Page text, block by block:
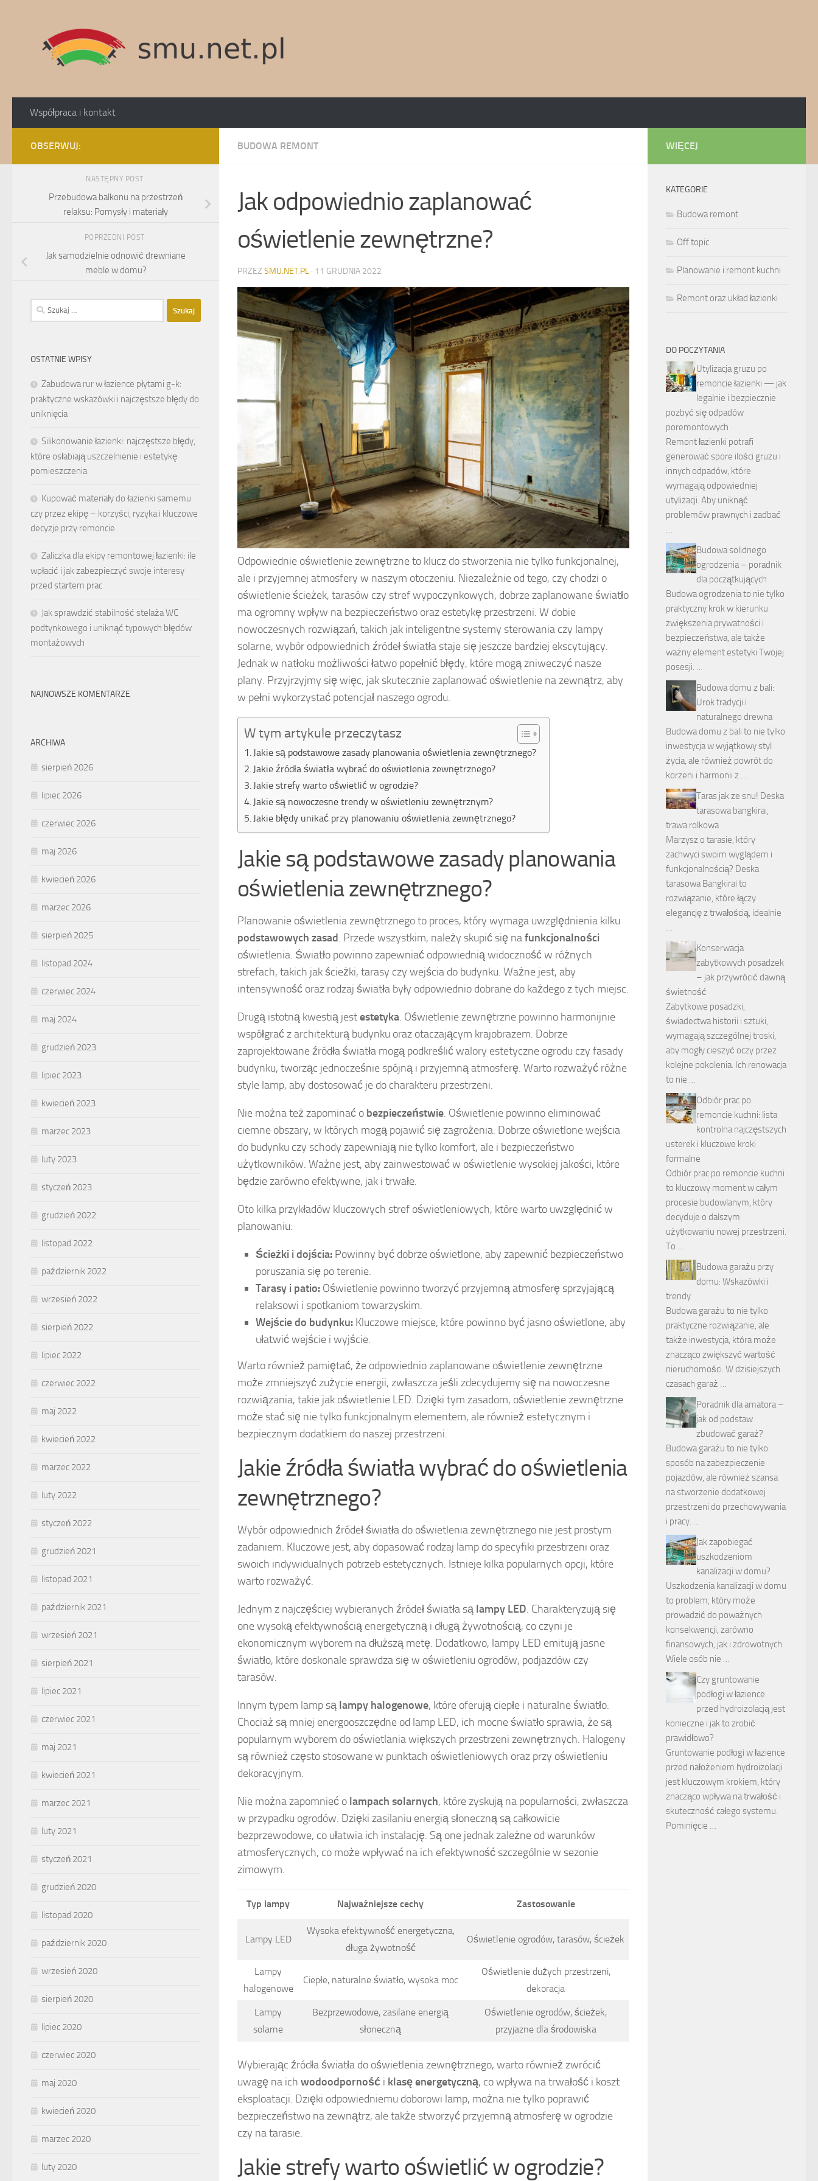
Współpraca i kontakt
BUDOWA REMONT
Jak odpowiednio zaplanować
oświetlenie zewnętrzne?
PRZEZ SMU.NET.PL · 11 GRUDNIA 2022
Odpowiednie oświetlenie zewnętrzne to klucz do stworzenia nie tylko funkcjonalnej,
ale i przyjemnej atmosfery w naszym otoczeniu. Niezależnie od tego, czy chodzi o
oświetlenie ścieżek, tarasów czy stref wypoczynkowych, dobrze zaplanowane światło
ma ogromny wpływ na bezpieczeństwo oraz estetykę przestrzeni. W dobie
nowoczesnych rozwiązań, takich jak inteligentne systemy sterowania czy lampy
solarne, wybór odpowiednich źródeł światła staje się jeszcze bardziej ekscytujący.
Jednak w natłoku możliwości łatwo popełnić błędy, które mogą zniweczyć nasze
plany. Przyjrzyjmy się więc, jak skutecznie zaplanować oświetlenie na zewnątrz, aby
w pełni wykorzystać potencjał naszego ogrodu.
W tym artykule przeczytasz
Jakie są podstawowe zasady planowania oświetlenia zewnętrznego?
Jakie źródła światła wybrać do oświetlenia zewnętrznego?
Jakie strefy warto oświetlić w ogrodzie?
Jakie są nowoczesne trendy w oświetleniu zewnętrznym?
Jakie błędy unikać przy planowaniu oświetlenia zewnętrznego?
Jakie są podstawowe zasady planowania
oświetlenia zewnętrznego?
Planowanie oświetlenia zewnętrznego to proces, który wymaga uwzględnienia kilku
podstawowych zasad. Przede wszystkim, należy skupić się nafunkcjonalności
oświetlenia. Światło powinno zapewniać odpowiednią widoczność w różnych
strefach, takich jak ścieżki, tarasy czy wejścia do budynku. Ważne jest, aby
intensywność oraz rodzaj światła były odpowiednio dobrane do każdego z tych miejsc.
Drugą istotną kwestią jestestetyka. Oświetlenie zewnętrzne powinno harmonijnie
współgrać z architekturą budynku oraz otaczającym krajobrazem. Dobrze
zaprojektowane źródła światła mogą podkreślić walory estetyczne ogrodu czy fasady
budynku, tworząc jednocześnie spójną i przyjemną atmosferę. Warto rozważyć różne
style lamp, aby dostosować je do charakteru przestrzeni.
Nie można też zapominać o bezpieczeństwie. Oświetlenie powinno eliminować
ciemne obszary, w których mogą pojawić się zagrożenia. Dobrze oświetlone wejścia
do budynku czy schody zapewniają nie tylko komfort, ale i bezpieczeństwo
użytkowników. Ważne jest, aby zainwestować w oświetlenie wysokiej jakości, które
będzie zarówno efektywne, jak i trwałe.
Oto kilka przykładów kluczowych stref oświetleniowych, które warto uwzględnić w
planowaniu:
Ścieżki i dojścia: Powinny być dobrze oświetlone, aby zapewnić bezpieczeństwo
poruszania się po terenie.
Tarasy i patio: Oświetlenie powinno tworzyć przyjemną atmosferę sprzyjającą
relaksowi i spotkaniom towarzyskim.
Wejście do budynku: Kluczowe miejsce, które powinno być jasno oświetlone, aby
ułatwić wejście i wyjście.
Warto również pamiętać, że odpowiednio zaplanowane oświetlenie zewnętrzne
może zmniejszyć zużycie energii, zwłaszcza jeśli zdecydujemy się na nowoczesne
rozwiązania, takie jak oświetlenie LED. Dzięki tym zasadom, oświetlenie zewnętrzne
może stać się nie tylko funkcjonalnym elementem, ale również estetycznym i
bezpiecznym dodatkiem do naszej przestrzeni.
Jakie źródła światła wybrać do oświetlenia
zewnętrznego?
Wybór odpowiednich źródeł światła do oświetlenia zewnętrznego nie jest prostym
zadaniem. Kluczowe jest, aby dopasować rodzaj lamp do specyfiki przestrzeni oraz
swoich indywidualnych potrzeb estetycznych. Istnieje kilka popularnych opcji, które
warto rozważyć.
Jednym z najczęściej wybieranych źródeł światła są lampy LED. Charakteryzują się
one wysoką efektywnością energetyczną i długą żywotnością, co czyni je
ekonomicznym wyborem na dłuższą metę. Dodatkowo, lampy LED emitują jasne
światło, które doskonale sprawdza się w oświetleniu ogrodów, podjazdów czy
tarasów.
Innym typem lamp są lampy halogenowe, które oferują ciepłe i naturalne światło.
Chociaż są mniej energooszczędne od lamp LED, ich mocne światło sprawia, że są
popularnym wyborem do oświetlania większych przestrzeni zewnętrznych. Halogeny
są również często stosowane w punktach oświetleniowych oraz przy oświetleniu
dekoracyjnym.
Nie można zapomnieć o lampach solarnych, które zyskują na popularności, zwłaszcza
w przypadku ogrodów. Dzięki zasilaniu energią słoneczną są całkowicie
bezprzewodowe, co ułatwia ich instalację. Są one jednak zależne od warunków
atmosferycznych, co może wpływać na ich efektywność szczególnie w sezonie
zimowym.
Typ lampy Najważniejsze cechy Zastosowanie
Lampy LED
Wysoka efektywność energetyczna,
długa żywotność
Oświetlenie ogrodów, tarasów, ścieżek
Lampy
halogenowe
Ciepłe, naturalne światło, wysoka moc
Oświetlenie dużych przestrzeni,
dekoracja
Lampy
solarne
Bezprzewodowe, zasilane energią
słoneczną
Oświetlenie ogrodów, ścieżek,
przyjazne dla środowiska
Wybierając źródła światła do oświetlenia zewnętrznego, warto również zwrócić
uwagę na ich wodoodporność i klasę energetyczną, co wpływa na trwałość i koszt
eksploatacji. Dzięki odpowiedniemu doborowi lamp, można nie tylko poprawić
bezpieczeństwo na zewnątrz, ale także stworzyć przyjemną atmosferę w ogrodzie
czy na tarasie.
Jakie strefy warto oświetlić w ogrodzie?
OBSERWUJ:
NASTĘPNY POST
Przebudowa balkonu na przestrzeń
relaksu: Pomysły i materiały
POPRZEDNI POST
Jak samodzielnie odnowić drewniane
meble w domu?
Szukaj:
OSTATNIE WPISY
Zabudowa rur w łazience płytami g-k:
praktyczne wskazówki i najczęstsze błędy do
uniknięcia
Silikonowanie łazienki: najczęstsze błędy,
które osłabiają uszczelnienie i estetykę
pomieszczenia
Kupować materiały do łazienki samemu
czy przez ekipę – korzyści, ryzyka i kluczowe
decyzje przy remoncie
Zaliczka dla ekipy remontowej łazienki: ile
wpłacić i jak zabezpieczyć swoje interesy
przed startem prac
Jak sprawdzić stabilność stelaża WC
podtynkowego i uniknąć typowych błędów
montażowych
NAJNOWSZE KOMENTARZE
ARCHIWA
sierpień 2026
lipiec 2026
czerwiec 2026
maj 2026
kwiecień 2026
marzec 2026
sierpień 2025
listopad 2024
czerwiec 2024
maj 2024
grudzień 2023
lipiec 2023
kwiecień 2023
marzec 2023
luty 2023
styczeń 2023
grudzień 2022
listopad 2022
październik 2022
wrzesień 2022
sierpień 2022
lipiec 2022
czerwiec 2022
maj 2022
kwiecień 2022
marzec 2022
luty 2022
styczeń 2022
grudzień 2021
listopad 2021
październik 2021
wrzesień 2021
sierpień 2021
lipiec 2021
czerwiec 2021
maj 2021
kwiecień 2021
marzec 2021
luty 2021
styczeń 2021
grudzień 2020
listopad 2020
październik 2020
wrzesień 2020
sierpień 2020
lipiec 2020
czerwiec 2020
maj 2020
kwiecień 2020
marzec 2020
luty 2020
WIĘCEJ
KATEGORIE
Budowa remont
Off topic
Planowanie i remont kuchni
Remont oraz układ łazienki
DO POCZYTANIA
Utylizacja gruzu po
remoncie łazienki — jak
legalnie i bezpiecznie
pozbyć się odpadów
poremontowych
Remont łazienki potrafi
generować spore ilości gruzu i
innych odpadów, które
wymagają odpowiedniej
utylizacji. Aby uniknąć
problemów prawnych i zadbać
…
Budowa solidnego
ogrodzenia – poradnik
dla początkujących
Budowa ogrodzenia to nie tylko
praktyczny krok w kierunku
zwiększenia prywatności i
bezpieczeństwa, ale także
ważny element estetyki Twojej
posesji. …
Budowa domu z bali:
Urok tradycji i
naturalnego drewna
Budowa domu z bali to nie tylko
inwestycja w wyjątkowy styl
życia, ale również powrót do
korzeni i harmonii z …
Taras jak ze snu! Deska
tarasowa bangkirai,
trawa rolkowa
Marzysz o tarasie, który
zachwyci swoim wyglądem i
funkcjonalnością? Deska
tarasowa Bangkirai to
rozwiązanie, które łączy
elegancję z trwałością, idealnie
…
Konserwacja
zabytkowych posadzek
– jak przywrócić dawną
świetność
Zabytkowe posadzki,
świadectwa historii i sztuki,
wymagają szczególnej troski,
aby mogły cieszyć oczy przez
kolejne pokolenia. Ich renowacja
to nie …
Odbiór prac po
remoncie kuchni: lista
kontrolna najczęstszych
usterek i kluczowe kroki
formalne
Odbiór prac po remoncie kuchni
to kluczowy moment w całym
procesie budowlanym, który
decyduje o dalszym
użytkowaniu nowej przestrzeni.
To …
Budowa garażu przy
domu: Wskazówki i
trendy
Budowa garażu to nie tylko
praktyczne rozwiązanie, ale
także inwestycja, która może
znacząco zwiększyć wartość
nieruchomości. W dzisiejszych
czasach garaż …
Poradnik dla amatora –
jak od podstaw
zbudować garaż?
Budowa garażu to nie tylko
sposób na zabezpieczenie
pojazdów, ale również szansa
na stworzenie dodatkowej
przestrzeni do przechowywania
i pracy. …
Jak zapobiegać
uszkodzeniom
kanalizacji w domu?
Uszkodzenia kanalizacji w domu
to problem, który może
prowadzić do poważnych
konsekwencji, zarówno
finansowych, jak i zdrowotnych.
Wiele osób nie …
Czy gruntowanie
podłogi w łazience
przed hydroizolacją jest
konieczne i jak to zrobić
prawidłowo?
Gruntowanie podłogi w łazience
przed nałożeniem hydroizolacji
jest kluczowym krokiem, który
znacząco wpływa na trwałość i
skuteczność całego systemu.
Pominięcie …